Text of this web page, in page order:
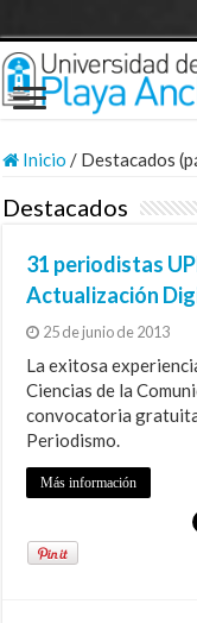
Inicio / Destacados
Destacados
31 periodistas
Actualización
25 de junio de 2013
La exitosa
Ciencias de la
convocatoria
Periodismo.
Más información